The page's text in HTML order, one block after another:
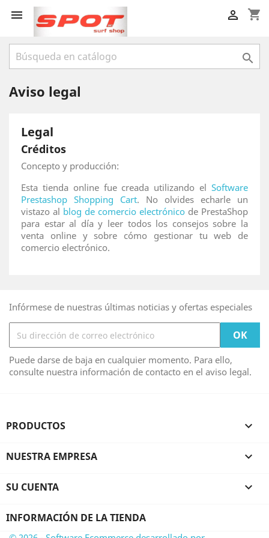
 shopping_cart


Aviso legal
Legal
Créditos
Concepto y producción:
Esta tienda online fue creada utilizando el Software
Prestashop Shopping Cart. No olvides echarle un
vistazo al blog de comercio electrónico de PrestaShop
para estar al día y leer todos los consejos sobre la
venta online y sobre cómo gestionar tu web de
comercio electrónico.
Infórmese de nuestras últimas noticias y ofertas especiales
Puede darse de baja en cualquier momento. Para ello,
consulte nuestra información de contacto en el aviso legal.
PRODUCTOS 
NUESTRA EMPRESA 
SU CUENTA 
INFORMACIÓN DE LA TIENDA